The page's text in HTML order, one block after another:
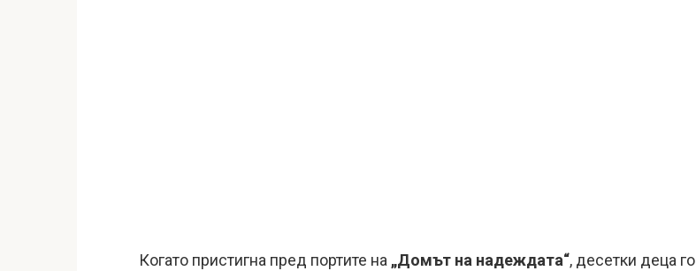
Когато пристигна пред портите на „Домът на надеждата“, десетки деца го